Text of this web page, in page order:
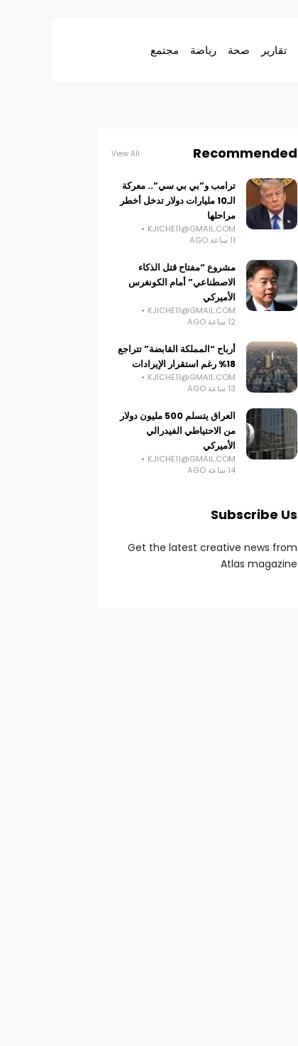
تقارير صحة رياضة مجتمع
Recommended
View All
ترامب و”بي بي سي”.. معركة
الـ10 مليارات دولار تدخل أخطر
مراحلها
KJICHE11@GMAIL.COM
11 ساعة AGO
مشروع “مفتاح قتل الذكاء
الاصطناعي” أمام الكونغرس
الأميركي
KJICHE11@GMAIL.COM
12 ساعة AGO
أرباح “المملكة القابضة” تتراجع
18% رغم استقرار الإيرادات
KJICHE11@GMAIL.COM
13 ساعة AGO
العراق يتسلم 500 مليون دولار
من الاحتياطي الفيدرالي
الأميركي
KJICHE11@GMAIL.COM
14 ساعة AGO
Subscribe Us
Get the latest creative news from
Atlas magazine